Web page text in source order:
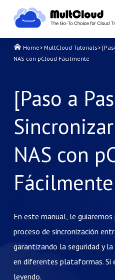
Home> MultCloud Tutorials>
NAS con pCloud Fácilmente
[Paso a
NAS con
Fácilmente
En este manual, le
proceso de sincronización
garantizando la seguridad y
en diferentes plataformas. Si
leyendo.